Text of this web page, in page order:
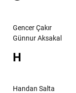
Gencer Çakır
Günnur Aksakal
H
Handan Salta